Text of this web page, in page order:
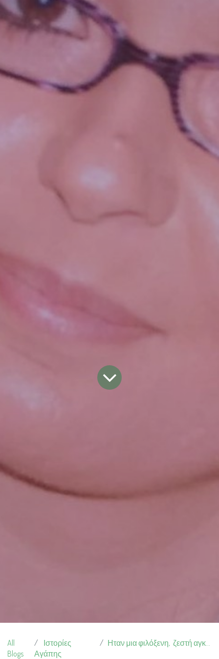
All
Blogs
Ιστορίες
Αγάπης
Ηταν μια φιλόξενη, ζεστή αγκαλιά